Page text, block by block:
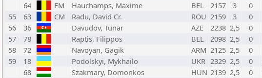
64
FM Hauchamps, Maxime BEL 2157 3 0
55
63 CM Radu, David Cr. ROU 2159 3 0
56
36 Davudov, Tunar AZE 2238 2,5 0
57
78 Raptis, Filippos BEL 2098 2,5 0
58
72 Navoyan, Gagik ARM 2125 2,5 0
59
18 Podolskyi, Mykhailo UKR 2329 2,5 0
68
Szakmary, Domonkos HUN 2139 2,5 0